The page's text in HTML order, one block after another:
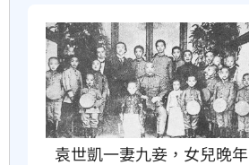
袁世凱一妻九妾，女兒晚年